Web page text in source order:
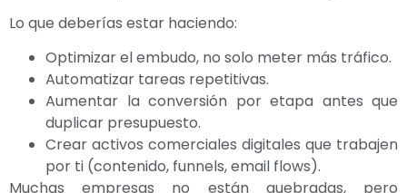
Lo que deberías estar haciendo:
Optimizar el embudo, no solo meter más tráfico.
Automatizar tareas repetitivas.
Aumentar la conversión por etapa antes que
duplicar presupuesto.
Crear activos comerciales digitales que trabajen
por ti (contenido, funnels, email flows).
Muchas empresas no están quebradas, pero